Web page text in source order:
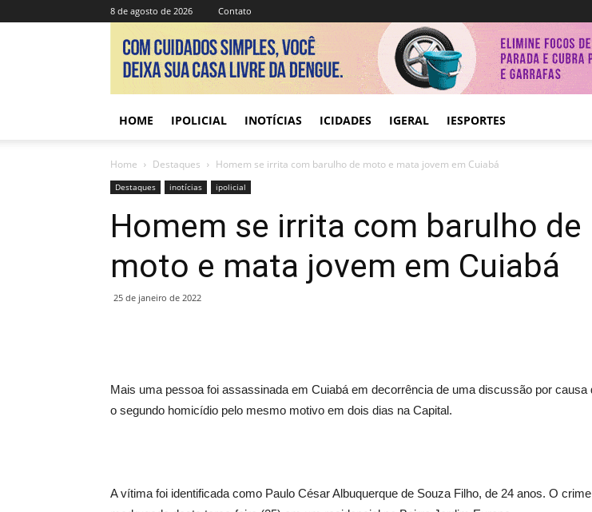
8 de agosto de 2026 Contato
HOME IPOLICIAL INOTÍCIAS ICIDADES IGERAL IESPORTES
Home Destaques Homem se irrita com barulho de moto e mata jovem em Cuiabá
Destaques inotícias ipolicial
Homem se irrita com barulho de
moto e mata jovem em Cuiabá
25 de janeiro de 2022
Mais uma pessoa foi assassinada em Cuiabá em decorrência de uma discussão por causa
o segundo homicídio pelo mesmo motivo em dois dias na Capital.
A vítima foi identificada como Paulo César Albuquerque de Souza Filho, de 24 anos. O